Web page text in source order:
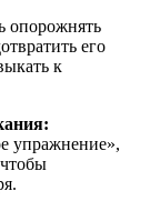
опорожнять
его
к
упражнение»,